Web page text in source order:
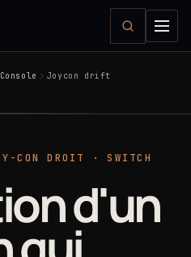
Joycon drift
CON DROIT · SWITCH
d'un